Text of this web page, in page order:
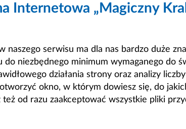
Internetowa „Magiczny
serwisu ma dla nas bardzo duże
niezbędnego minimum wymaganego do
działania strony oraz analizy
otworzyć okno, w którym dowiesz się, do
od razu zaakceptować wszystkie pliki